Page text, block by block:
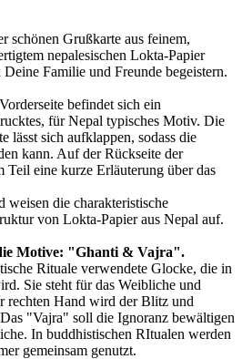
schönen Grußkarte aus feinem,
nepalesischen Lokta-Papier
Familie und Freunde begeistern.
befindet sich ein
für Nepal typisches Motiv. Die
lässt sich aufklappen, sodass die
kann. Auf der Rückseite der
Teil eine kurze Erläuterung über das
weisen die charakteristische
von Lokta-Papier aus Nepal auf.
Motive: "Ghanti & Vajra".
Rituale verwendete Glocke, die in
Sie steht für das Weibliche und
rechten Hand wird der Blitz und
"Vajra" soll die Ignoranz bewältigen
In buddhistischen RItualen werden
gemeinsam genutzt.